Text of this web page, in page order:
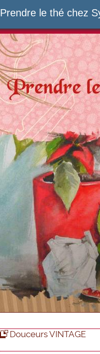
Prendre le thé chez
Douceurs VINTAGE